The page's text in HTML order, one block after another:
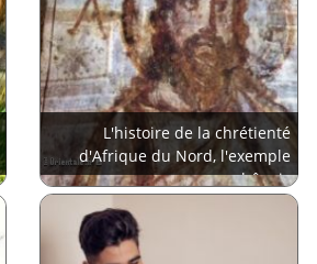
L'histoire de la chrétienté
d'Afrique du Nord, l'exemple
bônois